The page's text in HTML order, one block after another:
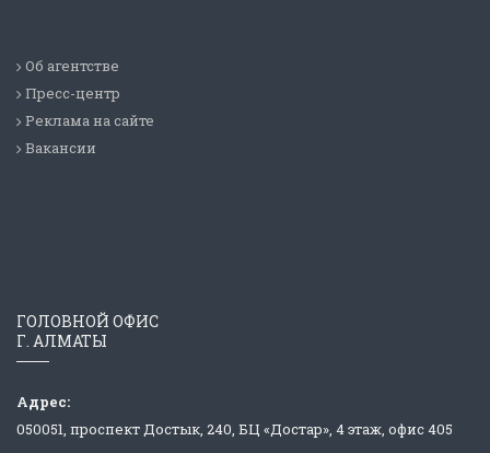
Об агентстве
Пресс-центр
Реклама на сайте
Вакансии
ГОЛОВНОЙ ОФИС
Г. АЛМАТЫ
Адрес:
050051, проспект Достык, 240, БЦ «Достар», 4 этаж, офис 405